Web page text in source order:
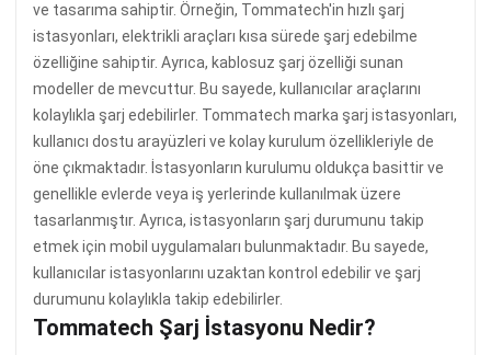
ve tasarıma sahiptir. Örneğin, Tommatech'in hızlı şarj
istasyonları, elektrikli araçları kısa sürede şarj edebilme
özelliğine sahiptir. Ayrıca, kablosuz şarj özelliği sunan
modeller de mevcuttur. Bu sayede, kullanıcılar araçlarını
kolaylıkla şarj edebilirler. Tommatech marka şarj istasyonları,
kullanıcı dostu arayüzleri ve kolay kurulum özellikleriyle de
öne çıkmaktadır. İstasyonların kurulumu oldukça basittir ve
genellikle evlerde veya iş yerlerinde kullanılmak üzere
tasarlanmıştır. Ayrıca, istasyonların şarj durumunu takip
etmek için mobil uygulamaları bulunmaktadır. Bu sayede,
kullanıcılar istasyonlarını uzaktan kontrol edebilir ve şarj
durumunu kolaylıkla takip edebilirler.
Tommatech Şarj İstasyonu Nedir?